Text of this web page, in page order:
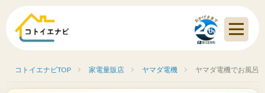
コトイエナビTOP 家電量販店 ヤマダ電機 ヤマダ電機でお風呂